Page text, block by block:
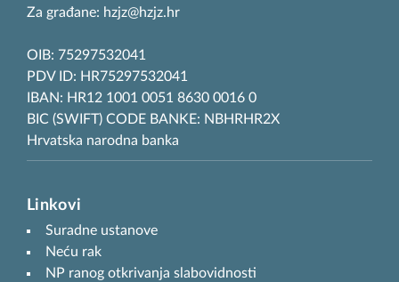
Za građane: hzjz@hzjz.hr
OIB: 75297532041
PDV ID: HR75297532041
IBAN: HR12 1001 0051 8630 0016 0
BIC (SWIFT) CODE BANKE: NBHRHR2X
Hrvatska narodna banka
Linkovi
Suradne ustanove
Neću rak
NP ranog otkrivanja slabovidnosti